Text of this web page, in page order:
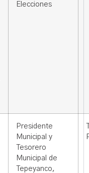
Elecciones
Presidente
Municipal y
Tesorero
Municipal de
Tepeyanco,